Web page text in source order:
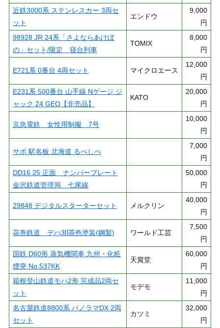
近鉄3000系 ステンレスカー 3両セ
ット
エンドウ
9,000
円
98928 JR 24系「さよならあけぼ
の」セット/限定 寝台列車
TOMIX
8,000
円
E721系 0番台 4両セット マイクロエース
12,000
円
E231系 500番台 山手線 Nゲージ ジ
ャック 24 GEO【非売品】
KATO
20,000
円
京急電鉄 女性用制服 7号
10,000
円
サボ 駅名板 北海道 るべしべ
7,000
円
DD16 25 正面 ナンバープレート
金沢鉄道管理局 七尾線
50,000
円
29848 デジタルスターターセット メルクリン
40,000
円
花巻鉄道 デハ3Ⅱ茶色塗装(鋼製) ワールド工芸
7,500
円
国鉄 D60形 蒸気機関車 九州・化粧
煙突 No.537KK
天賞堂
60,000
円
箱根登山鉄道モハ2形 完成品2両セ
ット
モデモ
11,000
円
名古屋鉄道8800系 パノラマDX 2両
セット
カツミ
32,000
円